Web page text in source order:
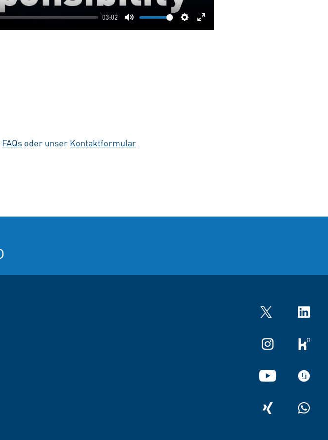
03:02
Mute Settings
Enter
FAQs oder unser Kontaktformular
Twitter LinkedIn
Instagram kununu
YouTube
XING